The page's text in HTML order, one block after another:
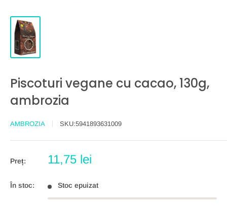
Piscoturi vegane cu cacao, 130g,
ambrozia
AMBROZIA SKU:5941893631009
Preț:
Preț
11,75 lei
În stoc: Stoc epuizat